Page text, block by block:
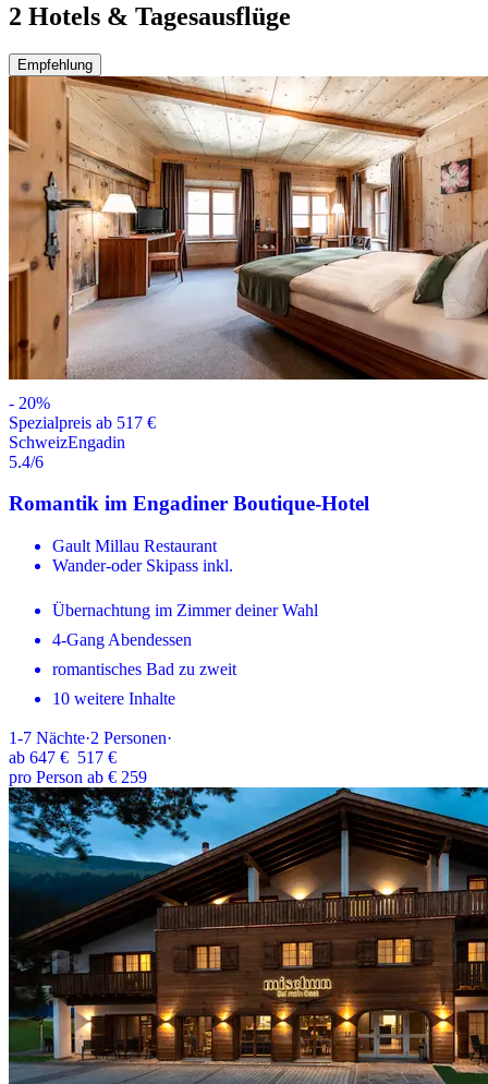
2 Hotels & Tagesausflüge
Empfehlung
- 20%
Spezialpreis ab 517 €
SchweizEngadin
5.4/6
Romantik im Engadiner Boutique-Hotel
Gault Millau Restaurant
Wander-oder Skipass inkl.
Übernachtung im Zimmer deiner Wahl
4-Gang Abendessen
romantisches Bad zu zweit
10 weitere Inhalte
1-7 Nächte·2 Personen·
ab 647 € 517 €
pro Person ab € 259